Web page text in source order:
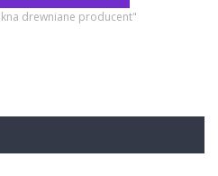
drewniane producent"